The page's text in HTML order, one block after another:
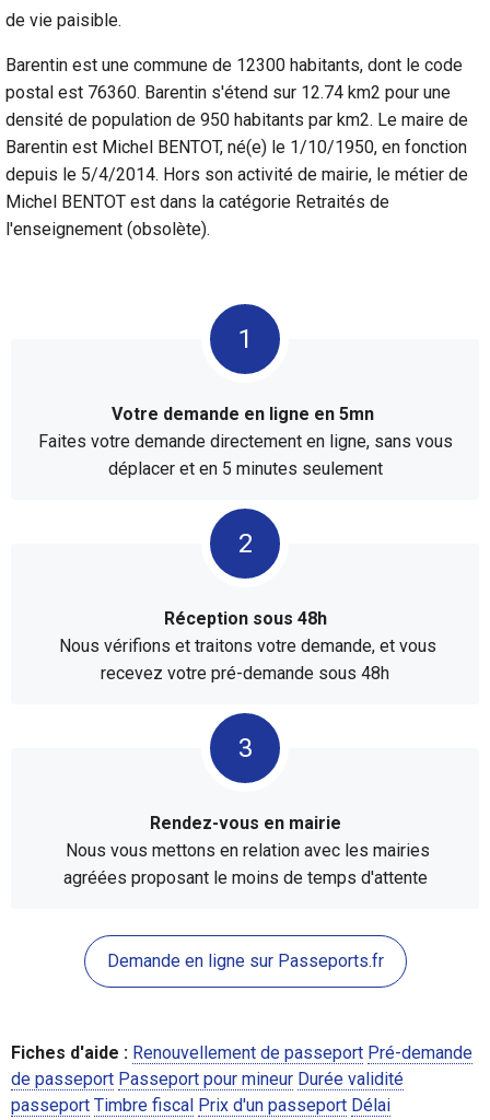
de vie paisible.
Barentin est une commune de 12300 habitants, dont le code
postal est 76360. Barentin s'étend sur 12.74 km2 pour une
densité de population de 950 habitants par km2. Le maire de
Barentin est Michel BENTOT, né(e) le 1/10/1950, en fonction
depuis le 5/4/2014. Hors son activité de mairie, le métier de
Michel BENTOT est dans la catégorie Retraités de
l'enseignement (obsolète).
Votre demande en ligne en 5mn
Faites votre demande directement en ligne, sans vous
déplacer et en 5 minutes seulement
Réception sous 48h
Nous vérifions et traitons votre demande, et vous
recevez votre pré-demande sous 48h
Rendez-vous en mairie
Nous vous mettons en relation avec les mairies
agréées proposant le moins de temps d'attente
Demande en ligne sur Passeports.fr
Fiches d'aide : Renouvellement de passeport Pré-demande
de passeport Passeport pour mineur Durée validité
passeport Timbre fiscal Prix d'un passeport Délai